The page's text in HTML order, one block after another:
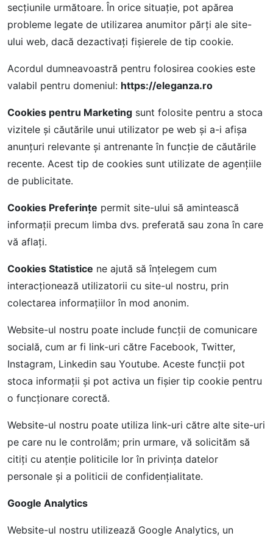
secțiunile următoare. În orice situație, pot apărea
probleme legate de utilizarea anumitor părți ale site-
ului web, dacă dezactivați fișierele de tip cookie.
Acordul dumneavoastră pentru folosirea cookies este
valabil pentru domeniul: https://eleganza.ro
Cookies pentru Marketing sunt folosite pentru a stoca
vizitele și căutările unui utilizator pe web și a-i afișa
anunțuri relevante și antrenante în funcție de căutările
recente. Acest tip de cookies sunt utilizate de agențiile
de publicitate.
Cookies Preferințe permit site-ului să amintească
informații precum limba dvs. preferată sau zona în care
vă aflați.
Cookies Statistice ne ajută să înțelegem cum
interacționează utilizatorii cu site-ul nostru, prin
colectarea informațiilor în mod anonim.
Website-ul nostru poate include funcții de comunicare
socială, cum ar fi link-uri către Facebook, Twitter,
Instagram, Linkedin sau Youtube. Aceste funcții pot
stoca informații și pot activa un fișier tip cookie pentru
o funcționare corectă.
Website-ul nostru poate utiliza link-uri către alte site-uri
pe care nu le controlăm; prin urmare, vă solicităm să
citiți cu atenție politicile lor în privința datelor
personale și a politicii de confidențialitate.
Google Analytics
Website-ul nostru utilizează Google Analytics, un